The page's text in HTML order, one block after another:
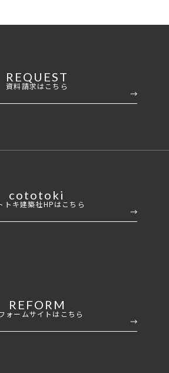
CONTENTS
REQUEST
資料請求はこちら
cototoki
トキ建築社HPはこちら
REFORM
ォームサイトはこちら